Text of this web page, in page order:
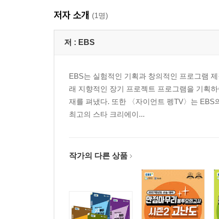
저자 소개 (1명)
저 : EBS
EBS는 실험적인 기획과 창의적인 프로그램
래 지향적인 장기 프로젝트 프로그램을 기획
재를 펴냈다. 또한 〈자이언트 펭TV〉는
최고의 스타 크리에이...
작가의 다른 상품